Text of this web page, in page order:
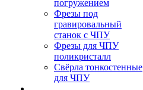
погружением
Фрезы под
гравировальный
станок с ЧПУ
Фрезы для ЧПУ
поликристалл
Свёрла тонкостенные
для ЧПУ